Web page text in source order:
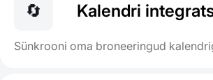
🔄 Kalendri
Sünkrooni oma broneeringud